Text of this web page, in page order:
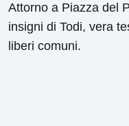
Attorno a Piazza del
insigni di Todi, vera
liberi comuni.